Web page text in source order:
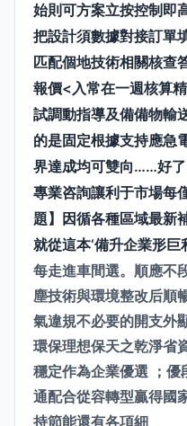
始則可方案立按控制即
把設計須數據對接訂單
匹配個地技術相關核查
報價<入常在一週核算
試調動指導及備備物輸
的是固定根據支持應急
界達成均可雙向……好
專業咨詢讓利于市場每
題】因循各種區域最新
就從這本‘備升企業形巨
每走進車間選。順應不
塵技術與環境整改后順
氣違規不必要的開支
環保理想保天之乾淨省
穩定作為企業優選 ；
通配合從容轉型贏得國
持節能還有各項細